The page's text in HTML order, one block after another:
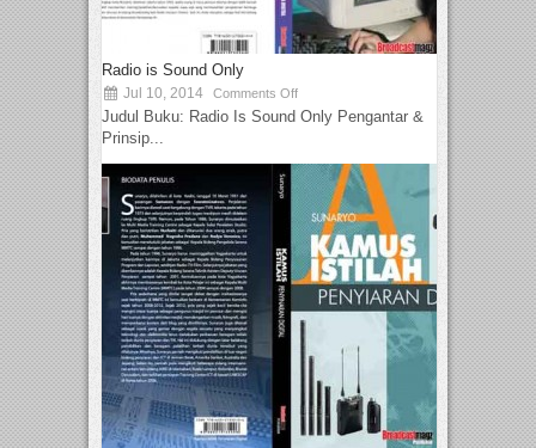
Radio is Sound Only
Jul 10, 2014 Comments Off
Judul Buku: Radio Is Sound Only Pengantar &
Prinsip...